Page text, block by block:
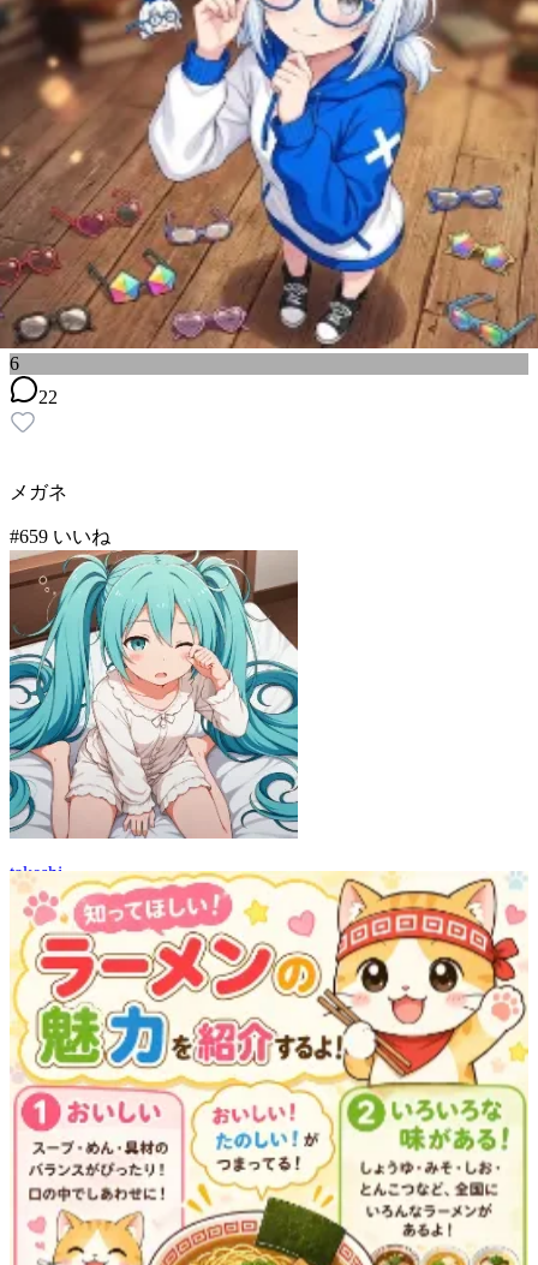
6
22
メガネ
#659 いいね
takeshi
65(59)